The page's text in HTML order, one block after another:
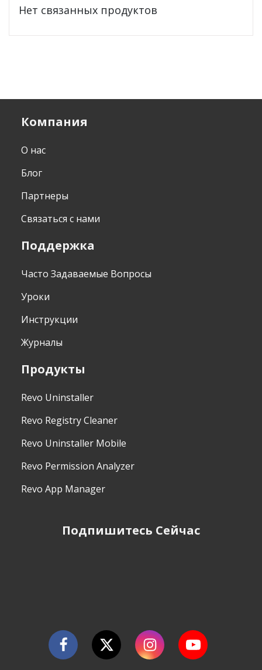
Нет связанных продуктов
Компания
О нас
Блог
Партнеры
Связаться с нами
Поддержка
Часто Задаваемые Вопросы
Уроки
Инструкции
Журналы
Продукты
Revo Uninstaller
Revo Registry Cleaner
Revo Uninstaller Mobile
Revo Permission Analyzer
Revo App Manager
Подпишитесь Сейчас